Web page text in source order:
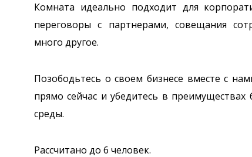
Комната идеально подходит для
переговоры с партнерами, совещания
много другое.
Позободьтесь о своем бизнесе вместе с
прямо сейчас и убедитесь в
среды.
Рассчитано до 6 человек.